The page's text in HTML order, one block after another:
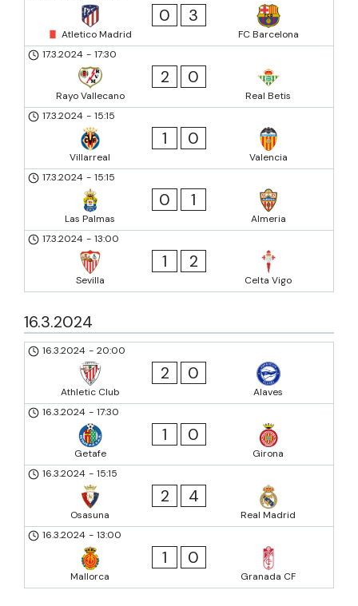
Atletico Madrid
0 3
FC Barcelona
17.3.2024 - 17:30
Rayo Vallecano
2 0
Real Betis
17.3.2024 - 15:15
Villarreal
1 0
Valencia
17.3.2024 - 15:15
Las Palmas
0 1
Almeria
17.3.2024 - 13:00
Sevilla
1 2
Celta Vigo
16.3.2024
16.3.2024 - 20:00
Athletic Club
2 0
Alaves
16.3.2024 - 17:30
Getafe
1 0
Girona
16.3.2024 - 15:15
Osasuna
2 4
Real Madrid
16.3.2024 - 13:00
Mallorca
1 0
Granada CF